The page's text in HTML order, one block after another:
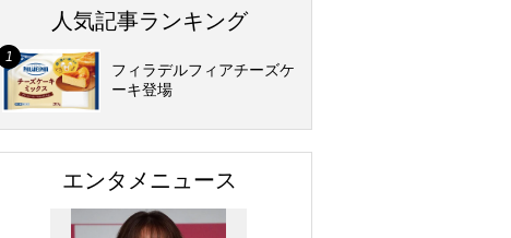
人気記事ランキング
フィラデルフィアチーズケ
ーキ登場
エンタメニュース